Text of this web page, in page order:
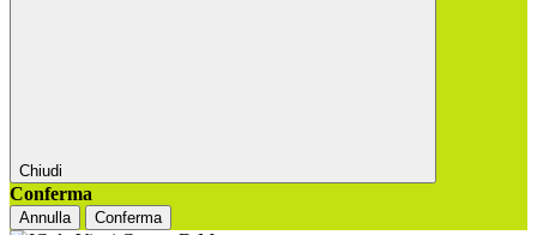
Chiudi
Conferma
Annulla Conferma